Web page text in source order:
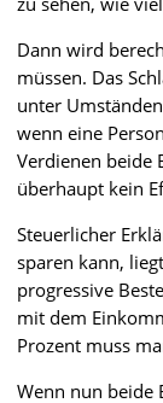
Dann wird
müssen. Das
unter
wenn eine
Verdienen beide
überhaupt kein
Steuerlicher
sparen kann,
progressive
mit dem
Prozent muss
Wenn nun beide